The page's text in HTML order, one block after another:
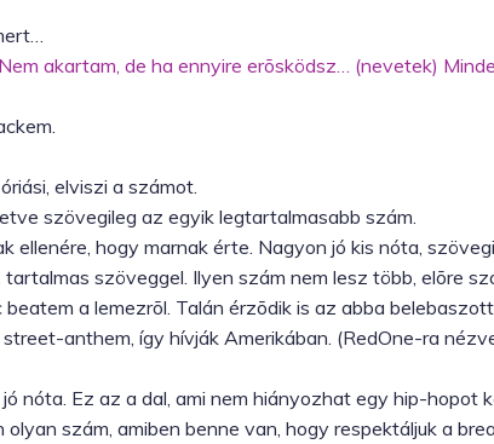
akartam, de ha ennyire erõsködsz… (nevetek)
elviszi a számot.
szövegileg az egyik legtartalmasabb szám.
ellenére, hogy marnak érte. Nagyon jó kis nóta,
szöveggel. Ilyen szám nem lesz több, elõre
a lemezrõl. Talán érzõdik is az abba
anthem, így hívják Amerikában. (RedOne-ra
nóta. Ez az a dal, ami nem hiányozhat egy hip-hopot
olyan szám, amiben benne van, hogy respektáljuk a